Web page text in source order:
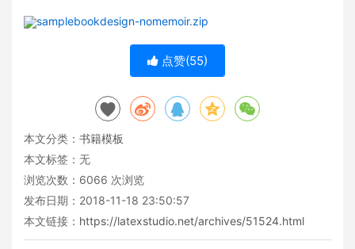
samplebookdesign-nomemoir.zip
点赞(55)
本文分类： 书籍模板
本文标签：无
浏览次数： 6066 次浏览
发布日期：2018-11-18 23:50:57
本文链接： https://latexstudio.net/archives/51524.html